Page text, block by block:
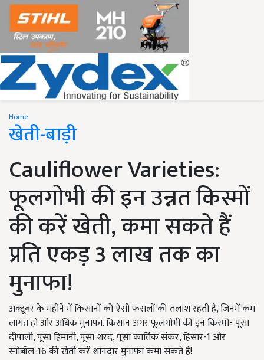
Home
खेती-बाड़ी
Cauliflower Varieties:
फूलगोभी की इन उन्नत किस्मों
की करें खेती, कमा सकते हैं
प्रति एकड़ 3 लाख तक का
मुनाफा!
अक्टूबर के महीने में किसानों को ऐसी फसलों की तलाश रहती है, जिनमें कम
लागत हो और अधिक मुनाफा. किसान अगर फूलगोभी की इन किस्मों- पूसा
दीपाली, पूसा हिमानी, पूसा शरद, पूसा कार्तिक संकर, हिसार-1 और
स्नोबॉल-16 की खेती करें शानदार मुनाफा कमा सकते हैं!